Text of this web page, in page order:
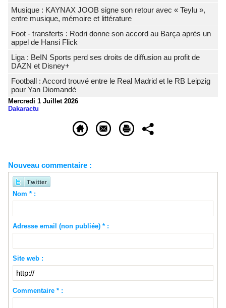
Musique : KAYNAX JOOB signe son retour avec « Teylu »,
entre musique, mémoire et littérature
Foot - transferts : Rodri donne son accord au Barça après un
appel de Hansi Flick
Liga : BeIN Sports perd ses droits de diffusion au profit de
DAZN et Disney+
Football : Accord trouvé entre le Real Madrid et le RB Leipzig
pour Yan Diomandé
Mercredi 1 Juillet 2026
Dakaractu
Nouveau commentaire :
Nom * :
Adresse email (non publiée) * :
Site web :
Commentaire * :